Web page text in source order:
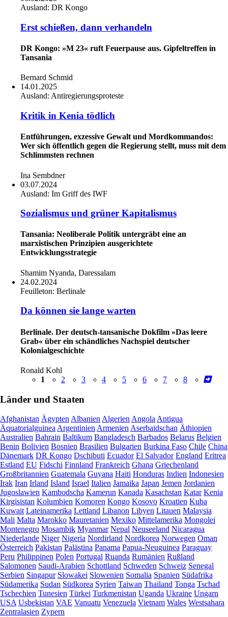
Ausland: DR Kongo
Erst schießen, dann verhandeln
DR Kongo: »M 23« ruft Feuerpause aus. Gipfeltreffen in
Tansania
Bernard Schmid
14.01.2025
Ausland: Antiregierungsproteste
Kritik in Kenia tödlich
Entführungen, exzessive Gewalt und Mordkommandos:
Wer sich öffentlich gegen die Regierung stellt, muss mit dem
Schlimmsten rechnen
Ina Sembdner
03.07.2024
Ausland: Im Griff des IWF
Sozialismus und grüner Kapitalismus
Tansania: Neoliberale Politik untergräbt eine an
marxistischen Prinzipien ausgerichtete
Entwicklungsstrategie
Shamim Nyanda, Daressalam
24.02.2024
Feuilleton: Berlinale
Da können sie lange warten
Berlinale. Der deutsch-tansanische Dokfilm »Das leere
Grab« über ein schändliches Nachspiel deutscher
Kolonialgeschichte
Ronald Kohl
1
2 3 4 5 6 7 8
Länder und Staaten
Afghanistan ÄgyptenAlbanienAlgerienAngolaAntigua
ÄquatorialguineaArgentinienArmenienAserbaidschan Äthiopien
Australien Bahrain Baltikum Bangladesch Barbados Belarus Belgien
Benin Bolivien Bosnien Brasilien Bulgarien Burkina Faso Chile China
Dänemark DR Kongo Dschibuti Ecuador El Salvador England Eritrea
Estland EU Fidschi Finnland Frankreich Ghana Griechenland
Großbritannien Guatemala Guyana Haiti Honduras Indien Indonesien
Irak Iran Irland Island Israel Italien Jamaika Japan Jemen Jordanien
Jugoslawien Kambodscha Kamerun Kanada Kasachstan Katar Kenia
Kirgisistan Kolumbien Komoren Kongo Kosovo Kroatien Kuba
Kuwait Lateinamerika Lettland Libanon Libyen Litauen Malaysia
Mali Malta Marokko Mauretanien Mexiko Mittelamerika Mongolei
Montenegro Mosambik Myanmar Nepal Neuseeland Nicaragua
Niederlande Niger Nigeria Nordirland Nordkorea Norwegen Oman
Österreich Pakistan Palästina Panama Papua-Neuguinea Paraguay
Peru Philippinen Polen Portugal Ruanda Rumänien Rußland
Salomonen Saudi-Arabien Schottland Schweden Schweiz Senegal
Serbien Singapur Slowakei Slowenien Somalia Spanien Südafrika
Südamerika Sudan Südkorea Syrien Taiwan Thailand Tonga Tschad
Tschechien Tunesien Türkei Turkmenistan Uganda Ukraine Ungarn
USA Usbekistan VAE Vanuatu Venezuela Vietnam Wales Westsahara
Zentralasien Zypern